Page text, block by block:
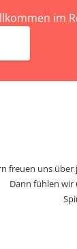
im
freuen uns
Dann fühlen wir